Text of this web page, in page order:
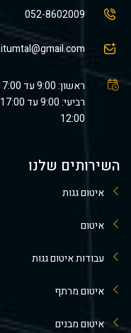
052-8602009
itumtal@gmail.com
12:00
השירותים שלנו
איטום גגות
איטום
עבודות איטום גגות
איטום מרתף
איטום מבנים